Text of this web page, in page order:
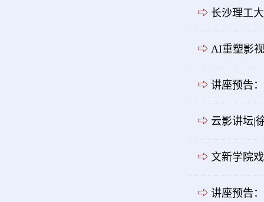
⇨ 长沙理工
⇨ AI重塑影
⇨ 讲座预告
⇨ 云影讲坛|
⇨ 文新学院
⇨ 讲座预告